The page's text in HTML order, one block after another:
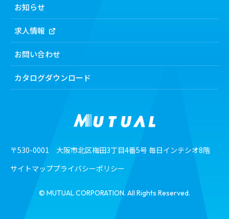
機能から探す
製剤機
検査機・洗浄機
包装機
工業用ダイヤモンド
経営理念
ミューチュアルの基本方針
お知らせ
求人情報
お問い合わせ
カタログダウンロード
〒530-0001 大阪市北区梅田3丁目4番5号 毎日インテシオ8階
サイトマッププライバシーポリシー
© MUTUAL CORPORATION. All Rights Reserved.